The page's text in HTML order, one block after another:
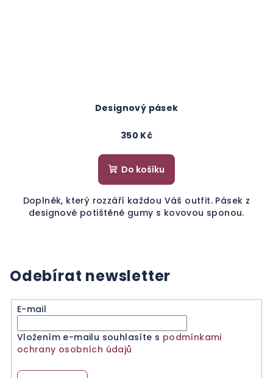
Designový pásek
350 Kč
Do košíku
Doplněk, který rozzáří každou Váš outfit. Pásek z
designové potištěné gumy s kovovou sponou.
Odebírat newsletter
E-mail
Vložením e-mailu souhlasíte s podmínkami
ochrany osobních údajů